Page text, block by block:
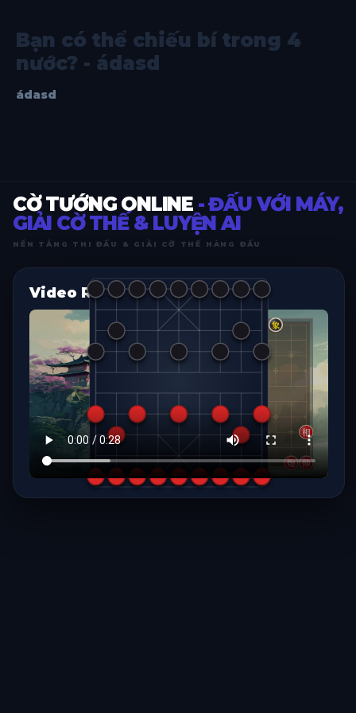
Bạn có thể chiếu bí trong 4
nước? - ádasd
ádasd
CỜ TƯỚNG ONLINE - ĐẤU VỚI MÁY,
GIẢI CỜ THẾ & LUYỆN AI
NỀN TẢNG THI ĐẤU & GIẢI CỜ THẾ HÀNG ĐẦU
Video Replay